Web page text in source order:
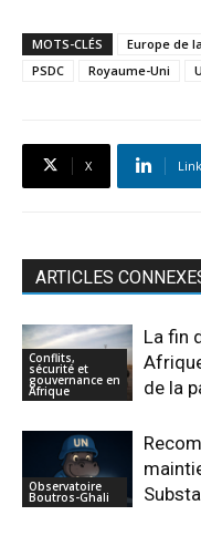
MOTS-CLÉS Europe de
PSDC
Royaume-Uni
X
ARTICLES
Conflits,
sécurité et
gouvernance en
Afrique
La fin
de la
Observatoire
Boutros-Ghali